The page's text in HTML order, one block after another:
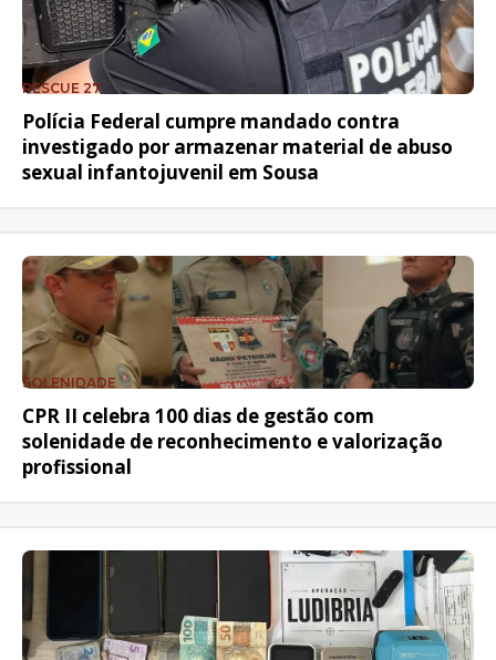
RESCUE 27
Polícia Federal cumpre mandado contra
investigado por armazenar material de abuso
sexual infantojuvenil em Sousa
SOLENIDADE
CPR II celebra 100 dias de gestão com
solenidade de reconhecimento e valorização
profissional